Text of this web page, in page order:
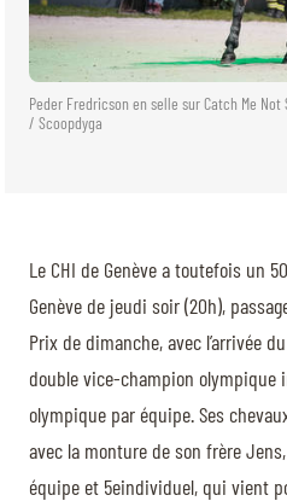
Peder Fredricson en selle sur Catch Me
/ Scoopdyga
Le CHI de Genève a toutefois un
Genève de jeudi soir (20h),
Prix de dimanche, avec l’arrivée
double vice-champion olympique
olympique par équipe. Ses
avec la monture de son frère
équipe et 5eindividuel, qui vient